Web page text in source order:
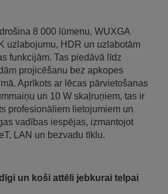
8 000 lūmenu, WUXGA
uzlabojumu, HDR un uzlabotām
funkcijām. Tas piedāvā līdz
projicēšanu bez apkopes
Aprīkots ar lēcas pārvietošanas
un 10 W skaļruņiem, tas ir
profesionāliem lietojumiem un
vadības iespējas, izmantojot
LAN un bezvadu tīklu.
un koši attēli jebkurai telpai